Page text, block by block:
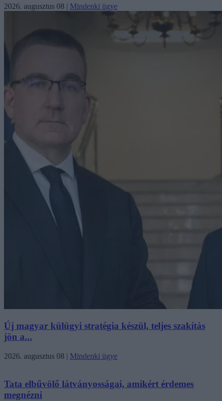
2026. augusztus 08 | Mindenki ügye
Új magyar külügyi stratégia készül, teljes szakítás
jön a...
2026. augusztus 08 | Mindenki ügye
Tata elbűvölő látványosságai, amikért érdemes
megnézni